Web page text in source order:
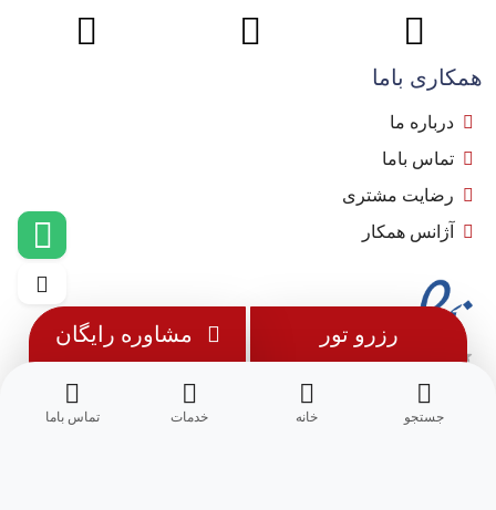
جستجو خانه خدمات تماس باما
رزرو تور مشاوره رایگان
همکاری باما
درباره ما
تماس باما
رضایت مشتری
آژانس همکار